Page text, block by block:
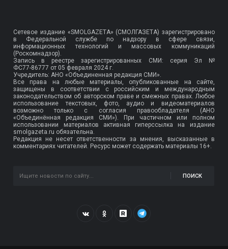
Сетевое издание «SMOLGAZETA» (СМОЛГАЗЕТА) зарегистрировано
в Федеральной службе по надзору в сфере связи,
информационных технологий и массовых коммуникаций
(Роскомнадзор).
Запись в реестре зарегистрированных СМИ: серия Эл №
ФС77-86777 от 05 февраля 2024 г.
Учредитель: АНО «Объединенная редакция СМИ».
Все права на любые материалы, опубликованные на сайте,
защищены в соответствии с российским и международным
законодательством об авторском праве и смежных правах. Любое
использование текстовых, фото, аудио и видеоматериалов
возможно только с согласия правообладателя (АНО
«Объединённая редакция СМИ»). При частичном или полном
использовании материалов активная гиперссылка на издание
smolgazeta.ru обязательна.
Редакция не несет ответственности за мнения, высказанные в
комментариях читателей. Ресурс может содержать материалы 16+.
ПОИСК